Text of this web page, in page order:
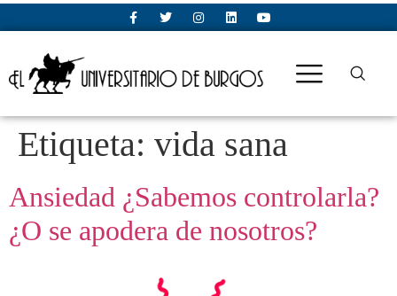
Etiqueta: vida sana
Ansiedad ¿Sabemos controlarla?
¿O se apodera de nosotros?